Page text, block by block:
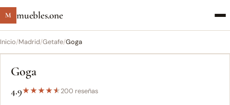
M muebles.one
Inicio/Madrid/Getafe/Goga
Goga
4.9★★★★★200 reseñas